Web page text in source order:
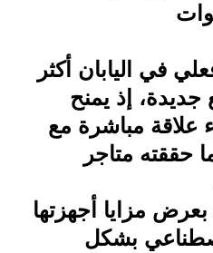
في اليابان أكثر
إذ يمنح
علاقة مباشرة مع
حققته متاجر
مزايا أجهزتها
بشكل